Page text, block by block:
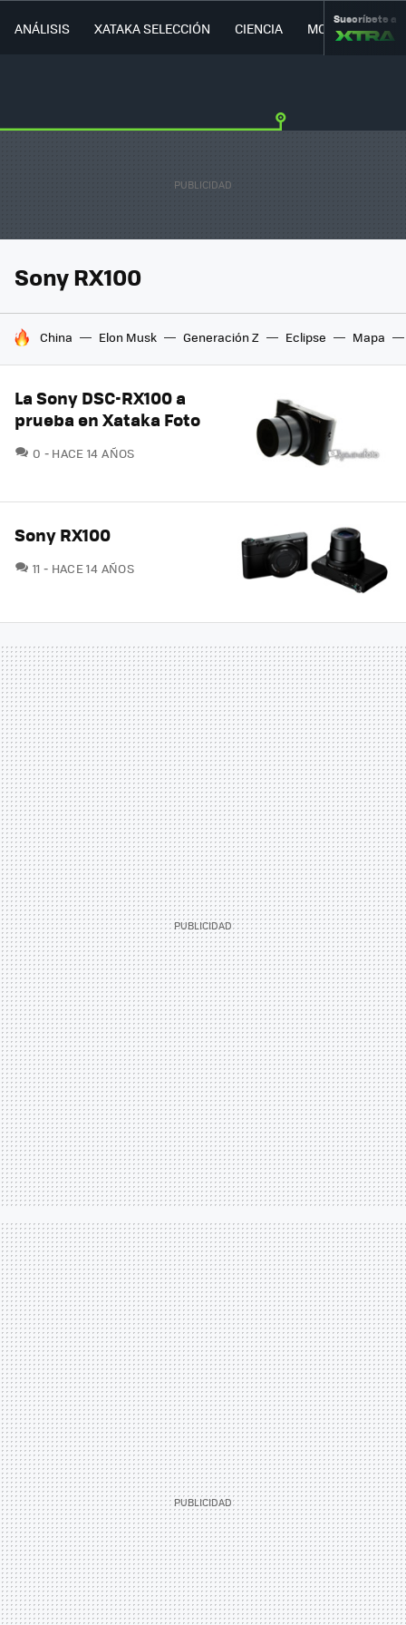
ANÁLISIS XATAKA SELECCIÓN CIENCIA MOVILIDAD
Suscríbete a
Sony RX100
HOY SE HABLA DE
China Elon Musk Generación Z Eclipse Mapa
La Sony DSC-RX100 a
prueba en Xataka Foto
0 COMENTARIOS
HACE 14 AÑOS
Sony RX100
11 COMENTARIOS
HACE 14 AÑOS